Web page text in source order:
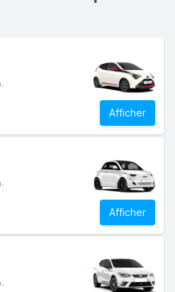
Afficher
Afficher